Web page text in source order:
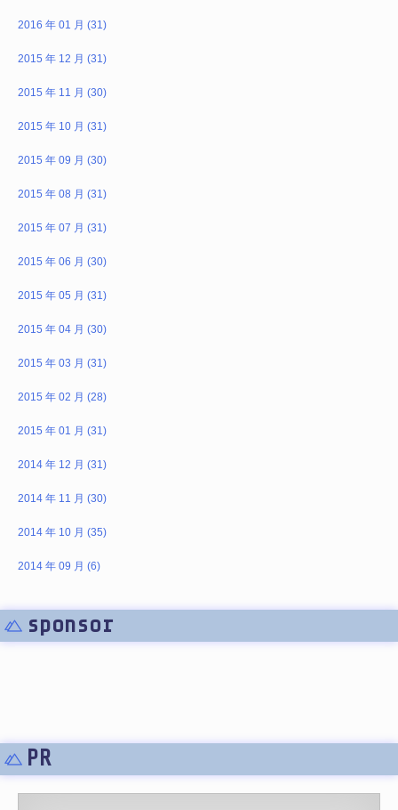
2016 年 01 月 (31)
2015 年 12 月 (31)
2015 年 11 月 (30)
2015 年 10 月 (31)
2015 年 09 月 (30)
2015 年 08 月 (31)
2015 年 07 月 (31)
2015 年 06 月 (30)
2015 年 05 月 (31)
2015 年 04 月 (30)
2015 年 03 月 (31)
2015 年 02 月 (28)
2015 年 01 月 (31)
2014 年 12 月 (31)
2014 年 11 月 (30)
2014 年 10 月 (35)
2014 年 09 月 (6)
sponsor
PR